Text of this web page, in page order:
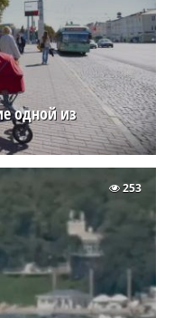
одной из
253